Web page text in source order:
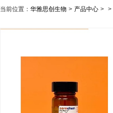
当前位置： 华雅思创生物 产品中心